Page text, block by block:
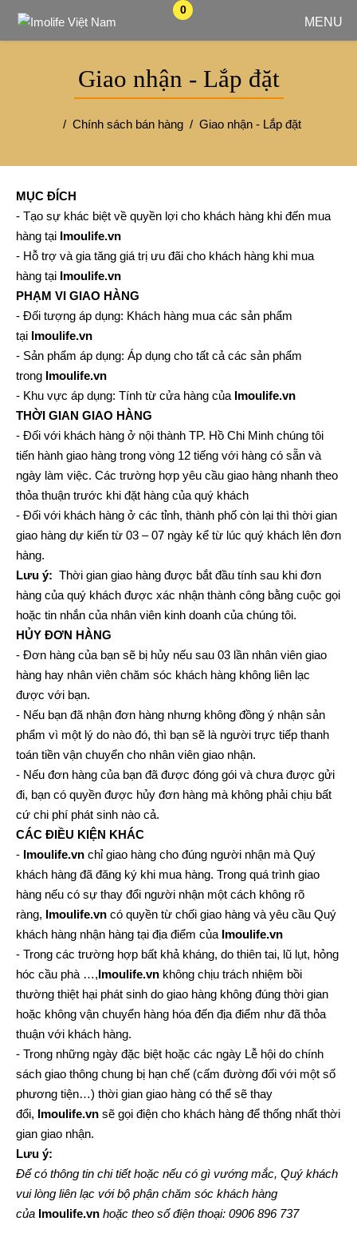
0
MENU
Giao nhận - Lắp đặt
Chính sách bán hàng Giao nhận - Lắp đặt
MỤC ĐÍCH
- Tạo sự khác biệt về quyền lợi cho khách hàng khi đến mua
hàng tại Imoulife.vn
- Hỗ trợ và gia tăng giá trị ưu đãi cho khách hàng khi mua
hàng tại Imoulife.vn
PHẠM VI GIAO HÀNG
- Đối tượng áp dụng: Khách hàng mua các sản phẩm
tại Imoulife.vn
- Sản phẩm áp dụng: Áp dụng cho tất cả các sản phẩm
trong Imoulife.vn
- Khu vực áp dụng: Tính từ cửa hàng của Imoulife.vn
THỜI GIAN GIAO HÀNG
- Đối với khách hàng ở nội thành TP. Hồ Chi Minh chúng tôi
tiến hành giao hàng trong vòng 12 tiếng với hàng có sẵn và
ngày làm việc. Các trường hợp yêu cầu giao hàng nhanh theo
thỏa thuận trước khi đặt hàng của quý khách
- Đối với khách hàng ở các tỉnh, thành phố còn lại thì thời gian
giao hàng dự kiến từ 03 – 07 ngày kể từ lúc quý khách lên đơn
hàng.
Lưu ý: Thời gian giao hàng được bắt đầu tính sau khi đơn
hàng của quý khách được xác nhận thành công bằng cuộc gọi
hoặc tin nhắn của nhân viên kinh doanh của chúng tôi.
HỦY ĐƠN HÀNG
- Đơn hàng của bạn sẽ bị hủy nếu sau 03 lần nhân viên giao
hàng hay nhân viên chăm sóc khách hàng không liên lạc
được với bạn.
- Nếu bạn đã nhận đơn hàng nhưng không đồng ý nhận sản
phẩm vì một lý do nào đó, thì bạn sẽ là người trực tiếp thanh
toán tiền vận chuyển cho nhân viên giao nhận.
- Nếu đơn hàng của bạn đã được đóng gói và chưa được gửi
đi, bạn có quyền được hủy đơn hàng mà không phải chịu bất
cứ chi phí phát sinh nào cả.
CÁC ĐIỀU KIỆN KHÁC
- Imoulife.vn chỉ giao hàng cho đúng người nhận mà Quý
khách hàng đã đăng ký khi mua hàng. Trong quá trình giao
hàng nếu có sự thay đổi người nhận một cách không rõ
ràng, Imoulife.vn có quyền từ chối giao hàng và yêu cầu Quý
khách hàng nhận hàng tại địa điểm của Imoulife.vn
- Trong các trường hợp bất khả kháng, do thiên tai, lũ lụt, hỏng
hóc cầu phà …,Imoulife.vn không chịu trách nhiệm bồi
thường thiệt hại phát sinh do giao hàng không đúng thời gian
hoặc không vận chuyển hàng hóa đến địa điểm như đã thỏa
thuận với khách hàng.
- Trong những ngày đặc biệt hoặc các ngày Lễ hội do chính
sách giao thông chung bị hạn chế (cấm đường đối với một số
phương tiện…) thời gian giao hàng có thể sẽ thay
đổi, Imoulife.vn sẽ gọi điện cho khách hàng để thống nhất thời
gian giao nhận.
Lưu ý:
Để có thông tin chi tiết hoặc nếu có gì vướng mắc, Quý khách
vui lòng liên lạc với bộ phận chăm sóc khách hàng
của Imoulife.vn hoặc theo số điện thoại: 0906 896 737